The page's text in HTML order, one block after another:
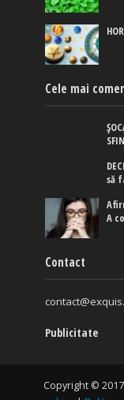
Cele mai
să
A
Contact
Publicitate
Copyright ©